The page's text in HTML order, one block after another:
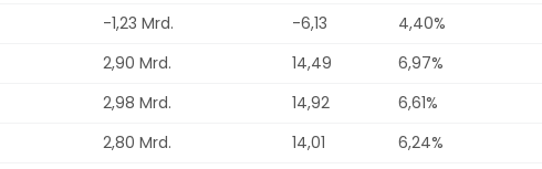
-1,23 Mrd. -6,13 4,40%
2,90 Mrd. 14,49 6,97%
2,98 Mrd. 14,92 6,61%
2,80 Mrd. 14,01 6,24%